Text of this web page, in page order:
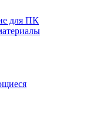
для ПК